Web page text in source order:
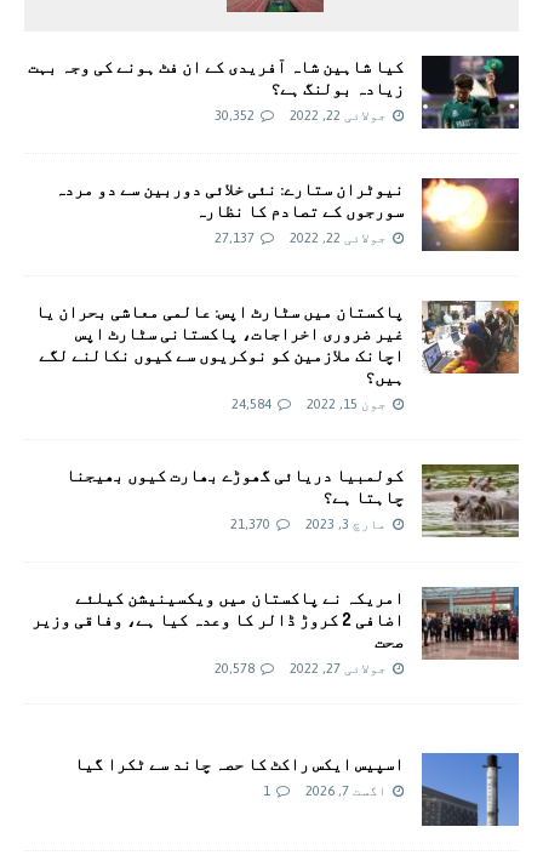
کیا شاہین شاہ آفریدی کے ان فٹ ہونے کی وجہ بہت
زیادہ بولنگ ہے؟
جولائی 22, 2022 30,352
نیوٹران ستارے: نئی خلائی دوربین سے دو مردہ
سورجوں کے تصادم کا نظارہ
جولائی 22, 2022 27,137
پاکستان میں سٹارٹ اپس: عالمی معاشی بحران یا
غیر ضروری اخراجات، پاکستانی سٹارٹ اپس
اچانک ملازمین کو نوکریوں سے کیوں نکالنے لگے
ہیں؟
جون 15, 2022 24,584
کولمبیا دریائی گھوڑے بھارت کیوں بھیجنا
چاہتا ہے؟
مارچ 3, 2023 21,370
امريکہ نے پاکستان میں ویکسینیشن کیلئے
اضافی 2 کروڑ ڈالر کا وعدہ کیا ہے، وفاقی وزیر
صحت
جولائی 27, 2022 20,578
اسپیس ایکس راکٹ کا حصہ چاند سے ٹکرا گیا
اگست 7, 2026 1